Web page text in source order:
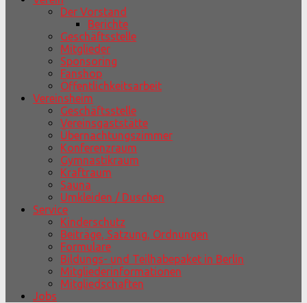
Der Vorstand
Berichte
Geschäftsstelle
Mitglieder
Sponsoring
Fanshop
Öffentlichkeitsarbeit
Vereinsheim
Geschäftsstelle
Vereinsgaststätte
Übernachtungszimmer
Konferenzraum
Gymnastikraum
Kraftraum
Sauna
Umkleiden / Duschen
Service
Kinderschutz
Beiträge, Satzung, Ordnungen
Formulare
Bildungs- und Teilhabepaket in Berlin
Mitgliederinformationen
Mitgliedschaften
Jobs